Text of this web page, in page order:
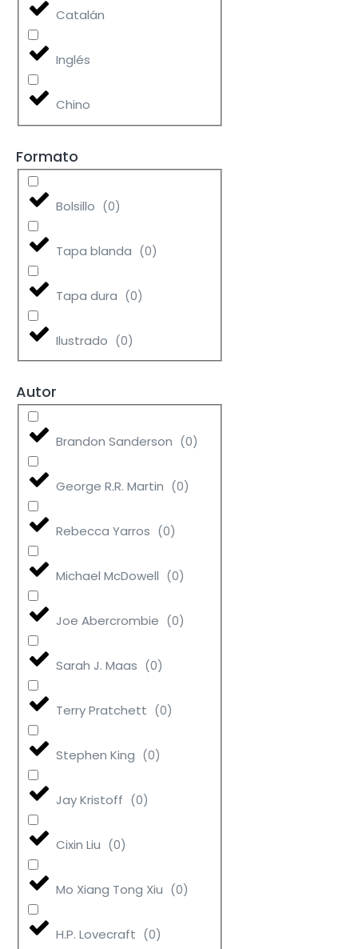
Catalán
Inglés
Chino
Formato
Bolsillo (0)
Tapa blanda (0)
Tapa dura (0)
Ilustrado (0)
Autor
Brandon Sanderson (0)
George R.R. Martin (0)
Rebecca Yarros (0)
Michael McDowell (0)
Joe Abercrombie (0)
Sarah J. Maas (0)
Terry Pratchett (0)
Stephen King (0)
Jay Kristoff (0)
Cixin Liu (0)
Mo Xiang Tong Xiu (0)
H.P. Lovecraft (0)